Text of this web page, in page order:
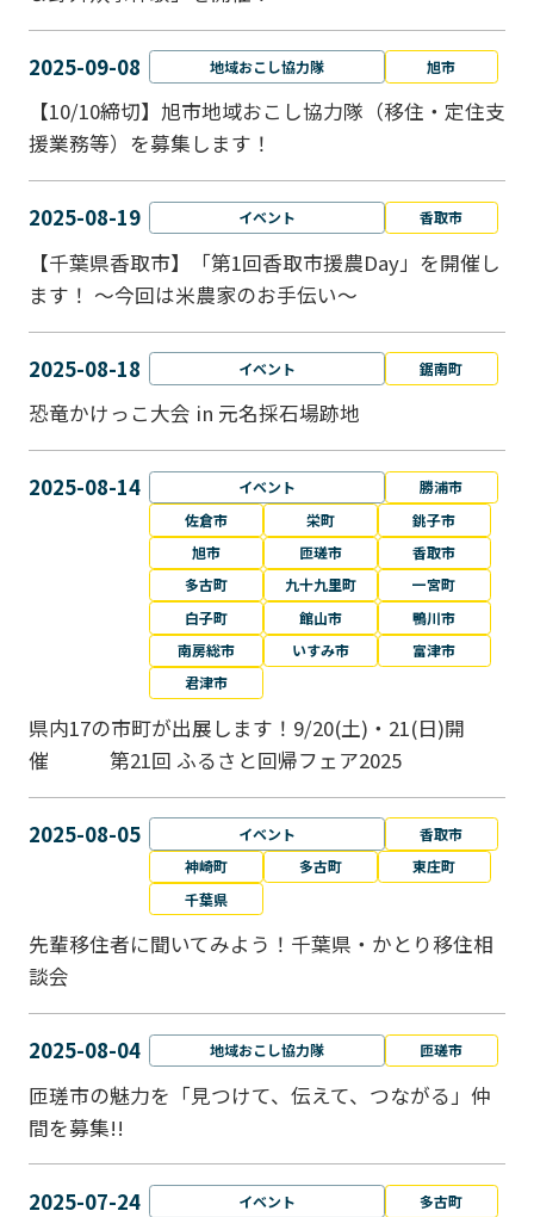
2025-09-08 地域おこし協力隊 旭市
【10/10締切】旭市地域おこし協力隊（移住・定住支
援業務等）を募集します！
2025-08-19 イベント 香取市
【千葉県香取市】「第1回香取市援農Day」を開催し
ます！ ～今回は米農家のお手伝い～
2025-08-18 イベント 鋸南町
恐竜かけっこ大会 in 元名採石場跡地
2025-08-14 イベント
勝浦市
佐倉市
栄町
銚子市
旭市
匝瑳市
香取市
多古町
九十九里町
一宮町
白子町
館山市
鴨川市
南房総市
いすみ市
富津市
君津市
県内17の市町が出展します！9/20(土)・21(日)開
催 第21回 ふるさと回帰フェア2025
2025-08-05 イベント
香取市
神崎町
多古町
東庄町
千葉県
先輩移住者に聞いてみよう！千葉県・かとり移住相
談会
2025-08-04 地域おこし協力隊 匝瑳市
匝瑳市の魅力を「見つけて、伝えて、つながる」仲
間を募集!!
2025-07-24 イベント 多古町